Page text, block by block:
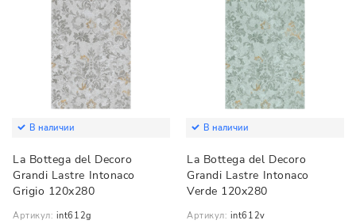
В наличии
La Bottega del Decoro
Grandi Lastre Intonaco
Grigio 120x280
Артикул: int612g
В наличии
La Bottega del Decoro
Grandi Lastre Intonaco
Verde 120x280
Артикул: int612v